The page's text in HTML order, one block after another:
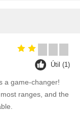
Útil (1)
a game-changer!
ranges, and the